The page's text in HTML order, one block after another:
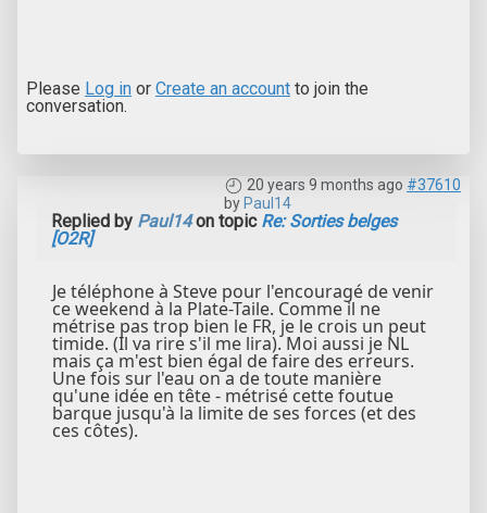
Please Log in or Create an account to join the
conversation.
20 years 9 months ago #37610
by Paul14
Replied by Paul14on topic Re: Sorties belges
[O2R]
Je téléphone à Steve pour l'encouragé de venir
ce weekend à la Plate-Taile. Comme il ne
métrise pas trop bien le FR, je le crois un peut
timide. (Il va rire s'il me lira). Moi aussi je NL
mais ça m'est bien égal de faire des erreurs.
Une fois sur l'eau on a de toute manière
qu'une idée en tête - métrisé cette foutue
barque jusqu'à la limite de ses forces (et des
ces côtes).